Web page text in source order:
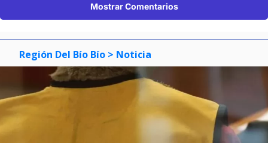
Mostrar Comentarios
Región Del Bío Bío > Noticia